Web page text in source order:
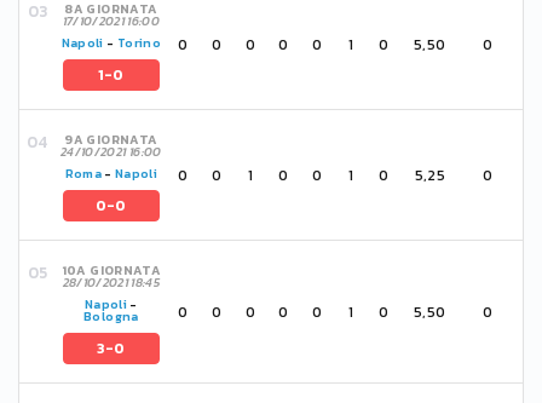
8A GIORNATA
17/10/2021 16:00
Napoli - Torino
1-0
0 0 0 0 0 1 0 5,50 0
9A GIORNATA
24/10/2021 16:00
Roma-Napoli
0-0
0 0 1 0 0 1 0 5,25 0
10A GIORNATA
28/10/2021 18:45
Napoli -
Bologna
3-0
0 0 0 0 0 1 0 5,50 0